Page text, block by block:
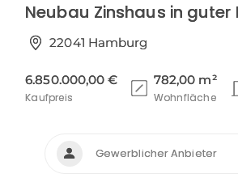
Gewerblicher Anbieter
Neubau Zinshaus in guter
22041 Hamburg
6.850.000,00 €
Kaufpreis
782,00 m²
Wohnfläche